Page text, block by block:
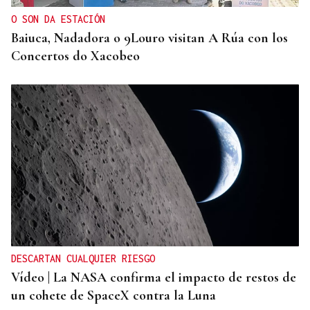
O SON DA ESTACIÓN
Baiuca, Nadadora o 9Louro visitan A Rúa con los
Concertos do Xacobeo
DESCARTAN CUALQUIER RIESGO
Vídeo | La NASA confirma el impacto de restos de
un cohete de SpaceX contra la Luna